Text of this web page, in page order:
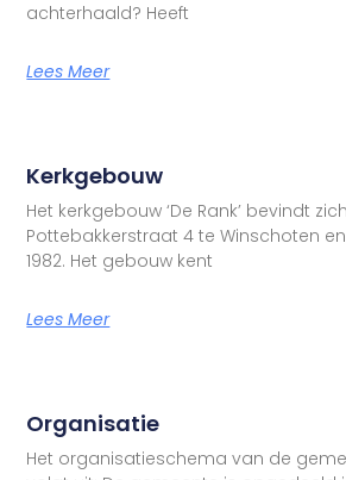
achterhaald? Heeft
Lees Meer
Kerkgebouw
Het kerkgebouw ‘De Rank’ bevindt
Pottebakkerstraat 4 te Winschoten
1982. Het gebouw kent
Lees Meer
Organisatie
Het organisatieschema van de